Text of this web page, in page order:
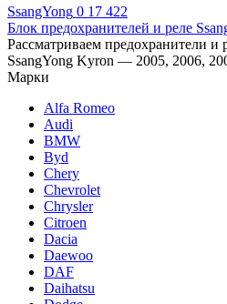
SsangYong 0 17 422
Блок предохранителей и реле
Рассматриваем предохранители и
SsangYong Kyron — 2005, 2006,
Марки
Alfa Romeo
Audi
BMW
Byd
Chery
Chevrolet
Chrysler
Citroen
Dacia
Daewoo
DAF
Daihatsu